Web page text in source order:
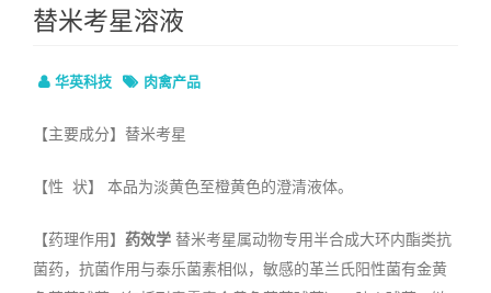
替米考星溶液
华英科技 肉禽产品
【主要成分】替米考星
【性 状】 本品为淡黄色至橙黄色的澄清液体。
【药理作用】 药效学 替米考星属动物专用半合成大环内酯类抗
菌药，抗菌作用与泰乐菌素相似，敏感的革兰氏阳性菌有金黄